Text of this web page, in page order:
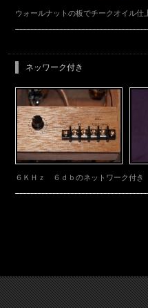
ウォールナットの板でチークオイル
ネッワーク付き
６ＫＨｚ ６ｄｂのネットワーク付き